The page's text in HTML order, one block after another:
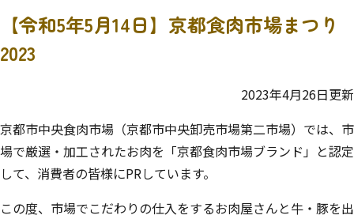
【令和5年5月14日】京都食肉市場まつり
2023
2023年4月26日更新
京都市中央食肉市場（京都市中央卸売市場第二市場）では、市
場で厳選・加工されたお肉を「京都食肉市場ブランド」と認定
して、消費者の皆様にPRしています。
この度、市場でこだわりの仕入をするお肉屋さんと牛・豚を出